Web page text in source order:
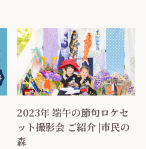
2023年 端午の節句ロケセ
ット撮影会 ご紹介 |市民の
森